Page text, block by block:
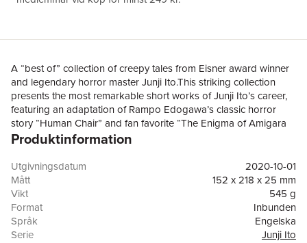
A “best of” collection of creepy tales from Eisner award winner
and legendary horror master Junji Ito.This striking collection
presents the most remarkable short works of Junji Ito’s career,
featuring an adaptation of Rampo Edogawa’s classic horror
story “Human Chair” and fan favorite “The Enigma of Amigara
Fault.” With a deluxe presentation—including special color
form manga No Longer Human—each chilling tale invites
readers to revel in a world of terror.
Produktinformation
Utgivningsdatum
2020-10-01
Mått
152 x 218 x 25 mm
Vikt
545 g
Format
Inbunden
Språk
Engelska
Serie
Junji Ito